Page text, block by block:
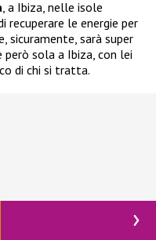
, a Ibiza, nelle isole
recuperare le energie per
sicuramente, sarà super
però sola a Ibiza, con lei
di chi si tratta.